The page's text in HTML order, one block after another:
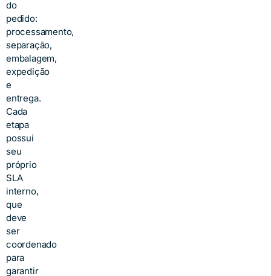
do
pedido:
processamento,
separação,
embalagem,
expedição
e
entrega.
Cada
etapa
possui
seu
próprio
SLA
interno,
que
deve
ser
coordenado
para
garantir